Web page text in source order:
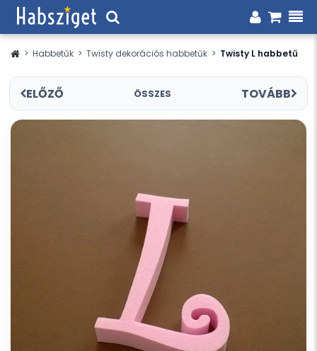
> Habbetűk > Twisty dekorációs habbetűk > Twisty L habbetű
ELŐZŐ ÖSSZES TOVÁBB